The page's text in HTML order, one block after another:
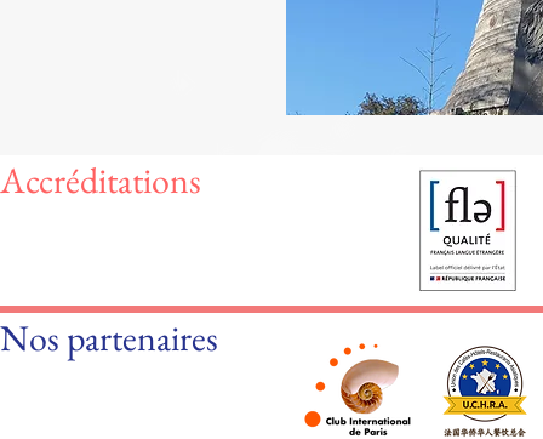
Accréditations
Nos partenaires